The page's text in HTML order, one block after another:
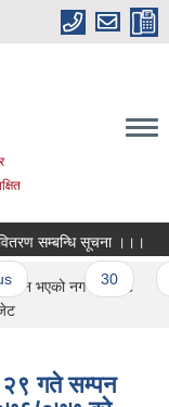
सम्बन्धि सूचना ।।।
… 30
भएको नगरसभाबाट
२९ गते सम्पन